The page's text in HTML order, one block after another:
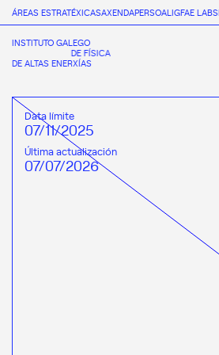
ÁREAS ESTRATÉXICASAXENDAPERSOALIGFAE LABS
INSTITUTO GALEGO
DE FÍSICA
DE ALTAS ENERXÍAS
Data límite
07/11/2025
Última actualización
07/07/2026